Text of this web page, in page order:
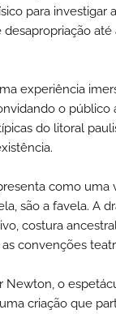
para investigar
desapropriação
experiência
o público
do litoral
como
são a favela. A
costura
convenções
Newton, o
criação que